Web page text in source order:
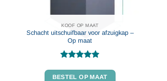
KOOF OP MAAT
Schacht uitschuifbaar voor afzuigkap –
Op maat
4.91uit 5
BESTEL OP MAAT